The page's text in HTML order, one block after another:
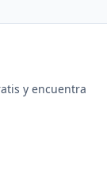
y encuentra